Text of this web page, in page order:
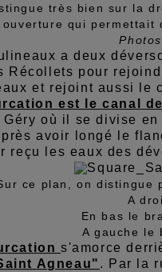
très bien sur la
ouverture qui permettait
a deux
Récollets pour
et rejoint aussi le
est le canal
où il se divise
avoir longé le
reçu les eaux des
ce plan, on distingue
A
En bas le
A gauche le
s'amorce
Agneau" . Par la